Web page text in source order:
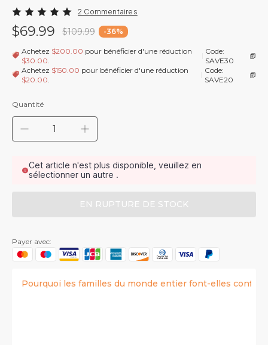
2 Commentaires
-36%
$69.99 $109.99
Achetez $200.00 pour bénéficier d'une réduction
$30.00.
Code:
SAVE30
Achetez $150.00 pour bénéficier d'une réduction
$20.00.
Code:
SAVE20
Quantité
Cet article n'est plus disponible, veuillez en
sélectionner un autre .
EN RUPTURE DE STOCK
Payer avec:
Pourquoi les familles du monde entier font-elles